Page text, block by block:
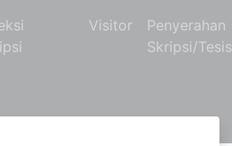
Visitor
Penyerahan
Skripsi/Tesis